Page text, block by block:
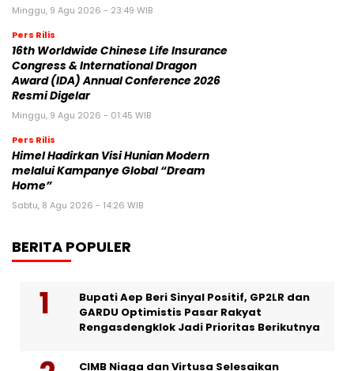
Minggu, 9 Agu 2026 - 23:49 WIB
Pers Rilis
16th Worldwide Chinese Life Insurance
Congress & International Dragon
Award (IDA) Annual Conference 2026
Resmi Digelar
Minggu, 9 Agu 2026 - 01:45 WIB
Pers Rilis
Himel Hadirkan Visi Hunian Modern
melalui Kampanye Global “Dream
Home”
Sabtu, 8 Agu 2026 - 14:26 WIB
BERITA POPULER
Bupati Aep Beri Sinyal Positif, GP2LR dan
GARDU Optimistis Pasar Rakyat
Rengasdengklok Jadi Prioritas Berikutnya
CIMB Niaga dan Virtusa Selesaikan